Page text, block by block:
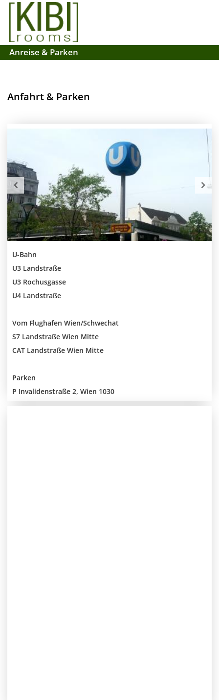
Anreise & Parken
Anfahrt & Parken
U-Bahn
U3 Landstraße
U3 Rochusgasse
U4 Landstraße
Vom Flughafen Wien/Schwechat
S7 Landstraße Wien Mitte
CAT Landstraße Wien Mitte
Parken
P Invalidenstraße 2, Wien 1030